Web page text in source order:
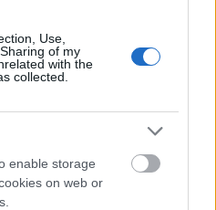
Use,
of my
with the
collected.
enable storage
on web or